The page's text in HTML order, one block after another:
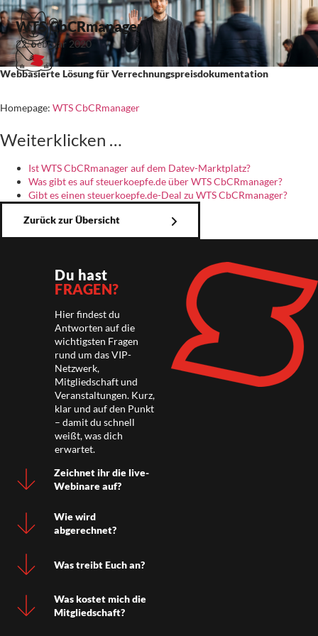
WTS CbCRmanager
22. Februar 2020
Webbasierte Lösung für Verrechnungspreisdokumentation
Homepage: WTS CbCRmanager
Weiterklicken …
Ist WTS CbCRmanager auf dem Datev-Marktplatz?
Was gibt es auf steuerkoepfe.de über WTS CbCRmanager?
Gibt es einen steuerkoepfe.de-Deal zu WTS CbCRmanager?
Zurück zur Übersicht
Du hast
FRAGEN?
Hier findest du
Antworten auf die
wichtigsten Fragen
rund um das VIP-
Netzwerk,
Mitgliedschaft und
Veranstaltungen. Kurz,
klar und auf den Punkt
– damit du schnell
weißt, was dich
erwartet.
Zeichnet ihr die live-
Webinare auf?
Wie wird
abgerechnet?
Was treibt Euch an?
Was kostet mich die
Mitgliedschaft?